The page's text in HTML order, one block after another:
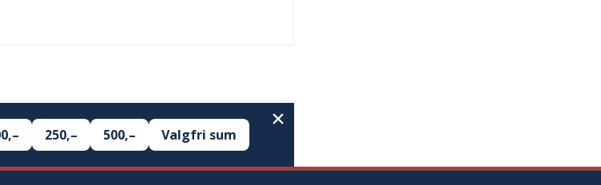
250,– 500,– Valgfri sum